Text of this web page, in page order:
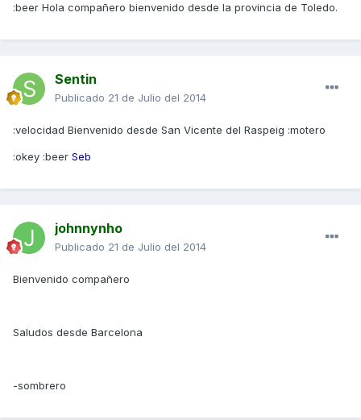
:beer Hola compañero bienvenido desde la provincia de Toledo.
Sentin
Publicado 21 de Julio del 2014
:velocidad Bienvenido desde San Vicente del Raspeig :motero
:okey :beer Seb
johnnynho
Publicado 21 de Julio del 2014
Bienvenido compañero
Saludos desde Barcelona
-sombrero